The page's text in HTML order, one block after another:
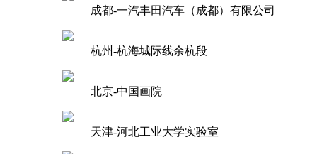
成都-一汽丰田汽车（成都）有限公司
杭州-杭海城际线余杭段
北京-中国画院
天津-河北工业大学实验室